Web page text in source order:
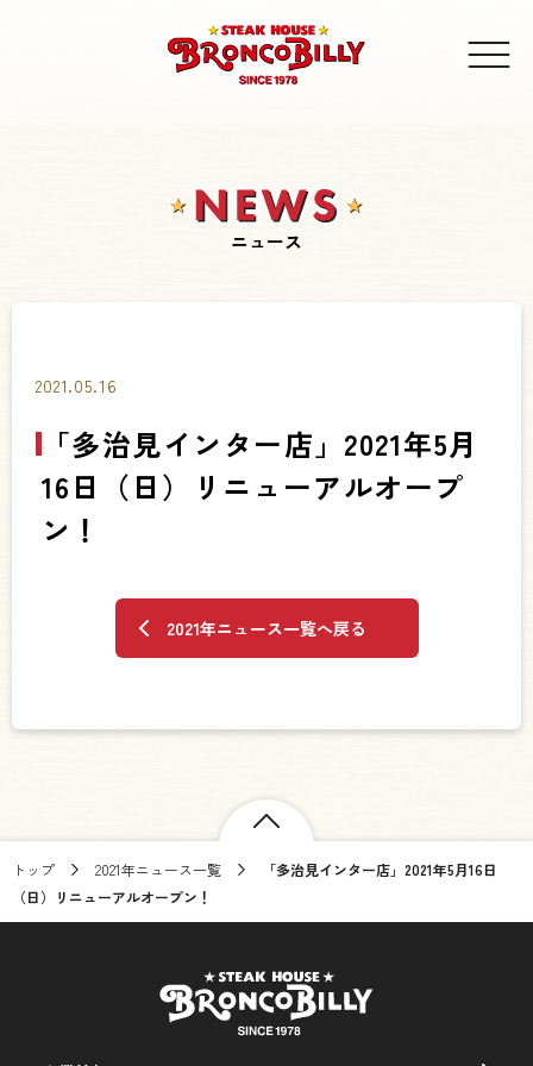
ニュース
2021.05.16
「多治見インター店」2021年5月
16日（日）リニューアルオープ
ン！
2021年ニュース一覧へ戻る
トップ 2021年ニュース一覧
「多治見インター店」2021年5月16日
（日）リニューアルオープン！